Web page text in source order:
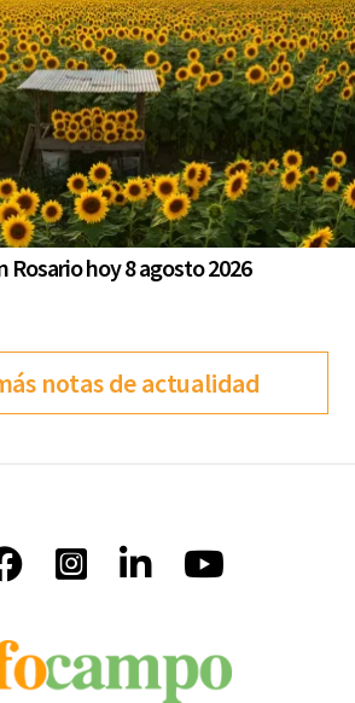
Rosario hoy 8 agosto 2026
notas de actualidad